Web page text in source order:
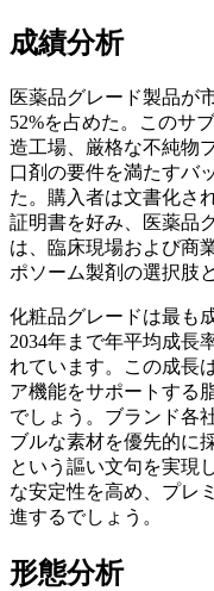
成績分析
医薬品グレード製品が
52%を占めた。このサ
造工場、厳格な不純物
口剤の要件を満たすバ
た。購入者は文書化さ
証明書を好み、医薬品
は、臨床現場および商
ポソーム製剤の選択肢
化粧品グレードは最も
2034年まで年平均成長
れています。この成長
ア機能をサポートする
でしょう。ブランド各
ブルな素材を優先的に
という謳い文句を実現
な安定性を高め、プレ
進するでしょう。
形態分析